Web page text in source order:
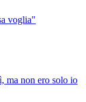
voglia"
ma non ero solo io